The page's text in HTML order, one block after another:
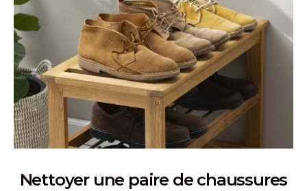
Nettoyer une paire de chaussures